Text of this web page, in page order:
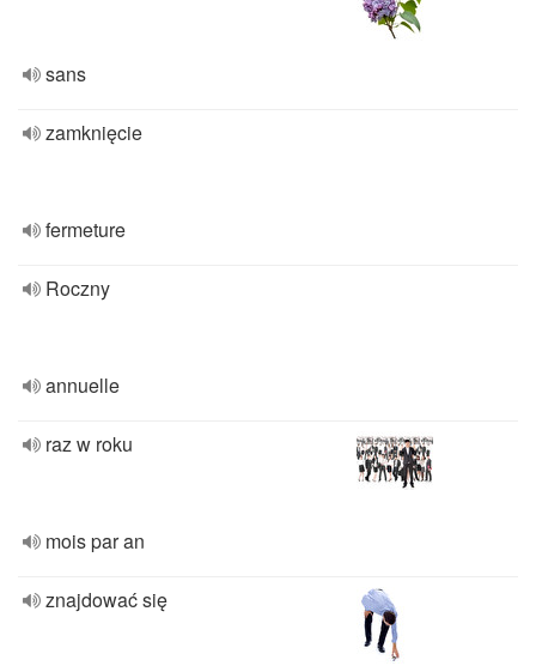
sans
zamknięcie
fermeture
Roczny
annuelle
raz w roku
mois par an
znajdować się